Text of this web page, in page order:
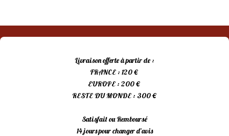
Livraison offerte à partir de :
FRANCE : 120 €
EUROPE : 200 €
RESTE DU MONDE : 300 €
Satisfait ou Remboursé
14 jours pour changer d’avis